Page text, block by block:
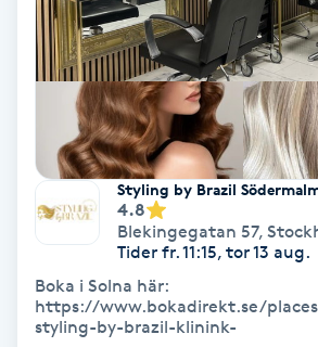
Hyaluronsyra
Hyperhidros
Hypnos
Hårborttagning
Hårbottenbehandling
Hårförlängning
Styling by Brazil
4.8
Blekingegatan 57,
Tider fr. 11:15, tor 13 aug.
Boka i Solna här:
https://www.bokadirekt.se/
styling-by-brazil-klinink-